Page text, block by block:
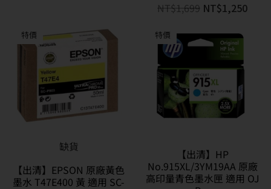
NT$1,699 NT$1,250
特價
缺貨
【出清】EPSON 原廠黃色
墨水 T47E400 黃 適用 SC-
特價
【出清】HP
No.915XL/3YM19AA 原廠
高印量青色墨水匣 適用 OJ